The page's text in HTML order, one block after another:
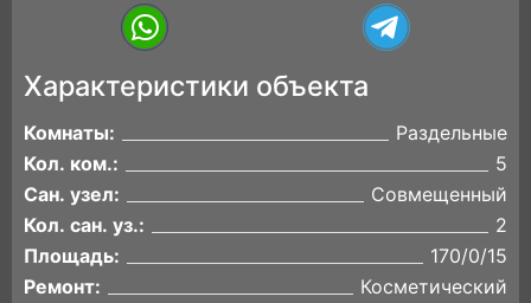
Характеристики объекта
Комнаты:
Раздельные
Кол. ком.:
5
Сан. узел:
Совмещенный
Кол. сан. уз.:
2
Площадь:
170/0/15
Ремонт:
Косметический